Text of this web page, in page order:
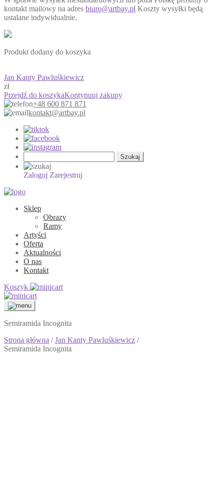
kontakt mailowy na adres biuro@artbay.pl Koszty wysyłki będą
ustalane indywidualnie.
Produkt dodany do koszyka
Jan Kanty Pawluśkiewicz
zł
Przejdź do koszykaKontynuuj zakupy
+48 600 871 871
kontakt@artbay.pl
Zaloguj Zarejestruj
Sklep
Obrazy
Ramy
Artyści
Oferta
Aktualności
O nas
Kontakt
Koszyk
Semiramida Incognita
Strona główna /Jan Kanty Pawluśkiewicz /
Semiramida Incognita